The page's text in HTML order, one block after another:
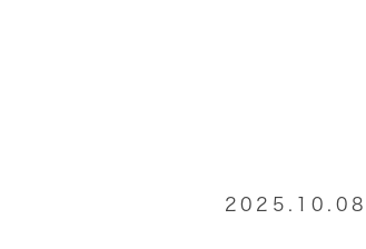
2025.10.08